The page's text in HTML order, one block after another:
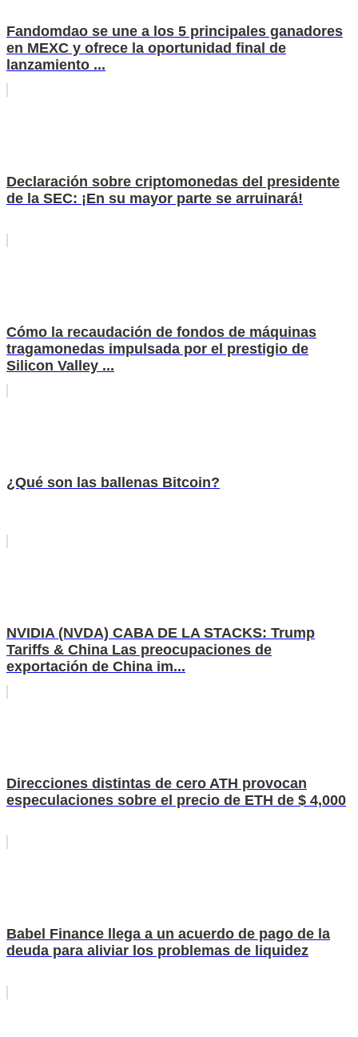
Fandomdao se une a los 5 principales ganadores
en MEXC y ofrece la oportunidad final de
lanzamiento ...
Declaración sobre criptomonedas del presidente
de la SEC: ¡En su mayor parte se arruinará!
Cómo la recaudación de fondos de máquinas
tragamonedas impulsada por el prestigio de
Silicon Valley ...
¿Qué son las ballenas Bitcoin?
NVIDIA (NVDA) CABA DE LA STACKS: Trump
Tariffs & China Las preocupaciones de
exportación de China im...
Direcciones distintas de cero ATH provocan
especulaciones sobre el precio de ETH de $ 4,000
Babel Finance llega a un acuerdo de pago de la
deuda para aliviar los problemas de liquidez